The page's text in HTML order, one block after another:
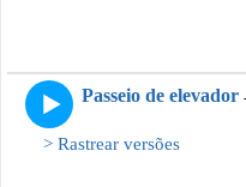
Passeio de elevador
> Rastrear versões